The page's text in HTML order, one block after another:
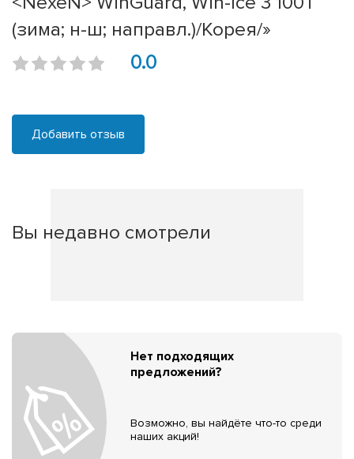
(зима; н-ш; направл.)/Корея/»
0.0
Добавить отзыв
Вы недавно смотрели
Нет подходящих
предложений?
Возможно, вы найдёте что-то среди
наших акций!